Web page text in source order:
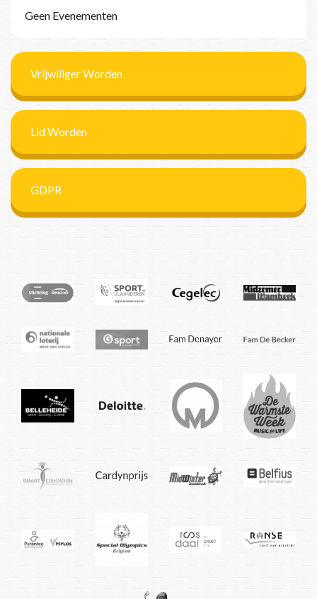
Geen Evenementen
Vrijwiliger Worden
Lid Worden
GDPR